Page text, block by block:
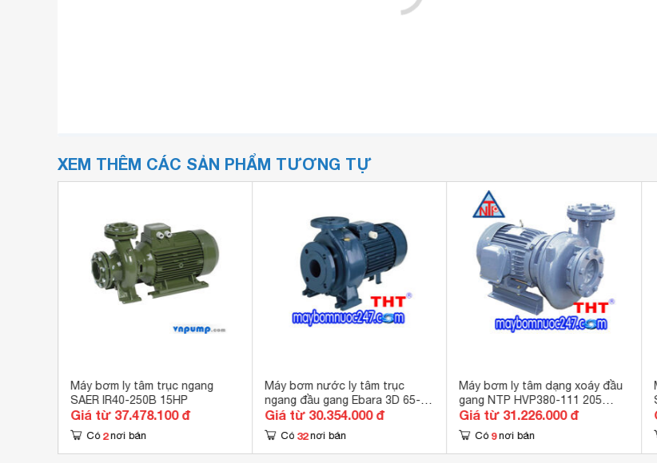
XEM THÊM CÁC SẢN PHẨM TƯƠNG TỰ
Máy bơm ly tâm trục ngang
SAER IR40-250B 15HP
Giá từ 37.478.100 đ
Có 2 nơi bán
Máy bơm nước ly tâm trục
ngang đầu gang Ebara 3D 65-
160/11 15HP
Giá từ 30.354.000 đ
Có 32 nơi bán
Máy bơm ly tâm dạng xoáy đầu
gang NTP HVP380-111 205
15HP
Giá từ 31.226.000 đ
Có 9 nơi bán